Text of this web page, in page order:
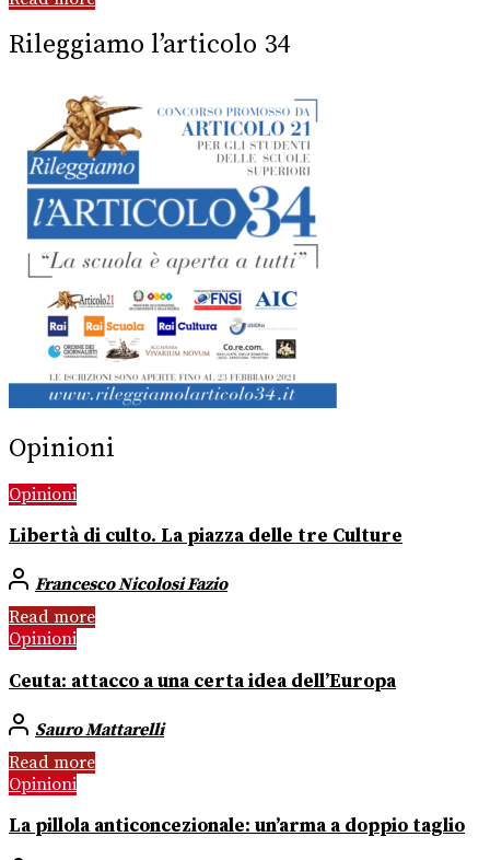
Rileggiamo l’articolo 34
Opinioni
Opinioni
Libertà di culto. La piazza delle tre Culture
Francesco Nicolosi Fazio
Read more
Opinioni
Ceuta: attacco a una certa idea dell’Europa
Sauro Mattarelli
Read more
Opinioni
La pillola anticoncezionale: un’arma a doppio taglio